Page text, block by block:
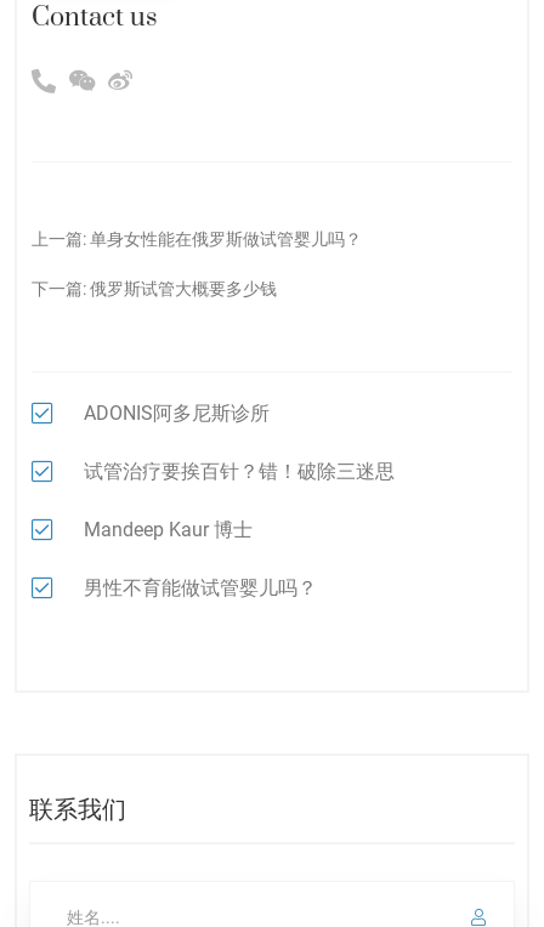
Contact us
上一篇:单身女性能在俄罗斯做试管婴儿吗？
下一篇:俄罗斯试管大概要多少钱
ADONIS阿多尼斯诊所
试管治疗要挨百针？错！破除三迷思
Mandeep Kaur 博士
男性不育能做试管婴儿吗？
联系我们